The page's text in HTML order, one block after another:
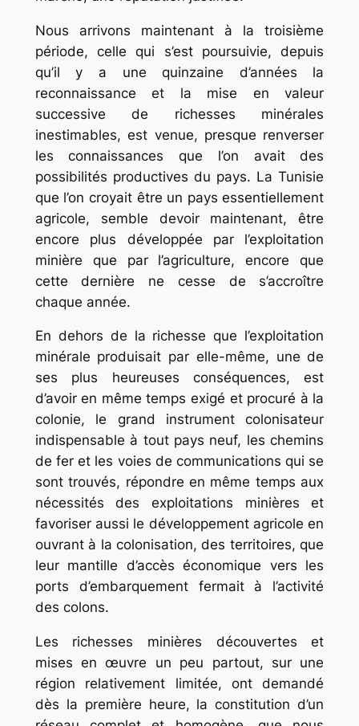
Nous arrivons maintenant à la troisième
période, celle qui s’est poursuivie, depuis
qu’il y a une quinzaine d’années la
reconnaissance et la mise en valeur
successive de richesses minérales
inestimables, est venue, presque renverser
les connaissances que l’on avait des
possibilités productives du pays. La Tunisie
que l’on croyait être un pays essentiellement
agricole, semble devoir maintenant, être
encore plus développée par l’exploitation
minière que par l’agriculture, encore que
cette dernière ne cesse de s’accroître
chaque année.
En dehors de la richesse que l’exploitation
minérale produisait par elle-même, une de
ses plus heureuses conséquences, est
d’avoir en même temps exigé et procuré à la
colonie, le grand instrument colonisateur
indispensable à tout pays neuf, les chemins
de fer et les voies de communications qui se
sont trouvés, répondre en même temps aux
nécessités des exploitations minières et
favoriser aussi le développement agricole en
ouvrant à la colonisation, des territoires, que
leur mantille d’accès économique vers les
ports d’embarquement fermait à l’activité
des colons.
Les richesses minières découvertes et
mises en œuvre un peu partout, sur une
région relativement limitée, ont demandé
dès la première heure, la constitution d’un